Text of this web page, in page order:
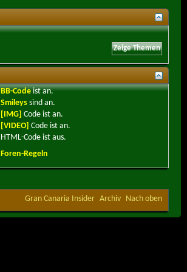
BB-Codeistan.
Smileys sindan.
[IMG] Code istan.
[VIDEO] Code istan.
HTML-Code istaus.
Foren-Regeln
Gran Canaria Insider Archiv Nach oben